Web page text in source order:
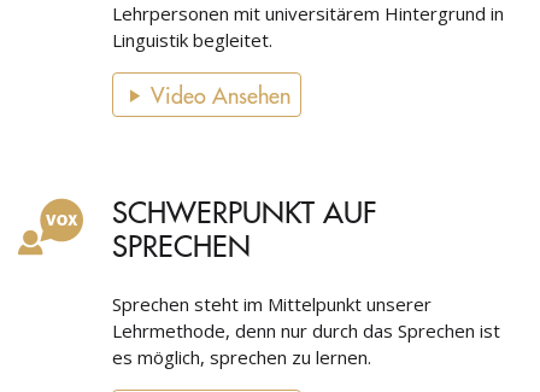
Lehrpersonen mit universitärem Hintergrund in
Linguistik begleitet.
Video Ansehen
SCHWERPUNKT AUF
SPRECHEN
Sprechen steht im Mittelpunkt unserer
Lehrmethode, denn nur durch das Sprechen ist
es möglich, sprechen zu lernen.